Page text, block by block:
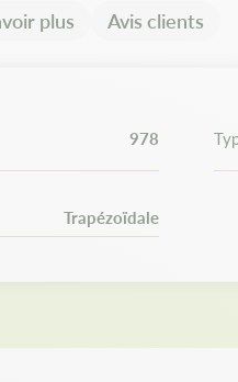
plus Avis clients
978
Trapézoïdale